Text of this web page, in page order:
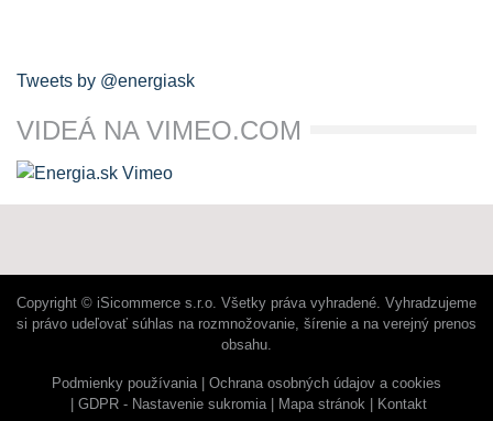
Tweets by @energiask
VIDEÁ NA VIMEO.COM
Copyright © iSicommerce s.r.o. Všetky práva vyhradené. Vyhradzujeme
si právo udeľovať súhlas na rozmnožovanie, šírenie a na verejný prenos
obsahu.
Podmienky používania
Ochrana osobných údajov a cookies
GDPR - Nastavenie sukromia
Mapa stránok Kontakt